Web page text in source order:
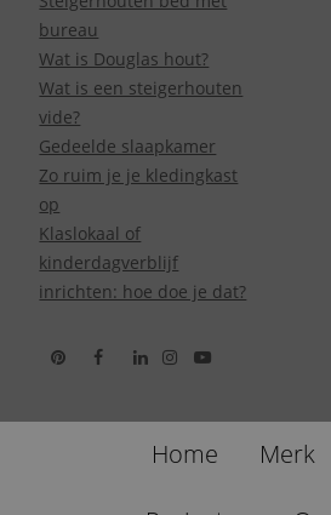
bureau
Wat is Douglas hout?
Wat is een steigerhouten
vide?
Gedeelde slaapkamer
Zo ruim je je kledingkast
op
Klaslokaal of
kinderdagverblijf
inrichten: hoe doe je dat?
Home Merk